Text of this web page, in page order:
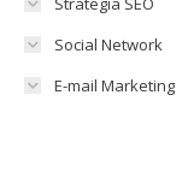
Social Network
E-mail Marketing